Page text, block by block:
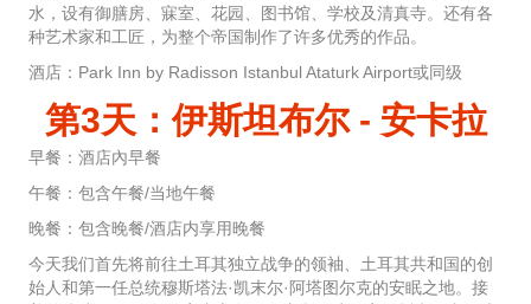
水，设有御膳房、寐室、花园、图书馆、学校及清真寺。还有各
种艺术家和工匠，为整个帝国制作了许多优秀的作品。
酒店：Park Inn by Radisson Istanbul Ataturk Airport或同级
第3天：伊斯坦布尔 - 安卡拉
早餐：酒店內早餐
午餐：包含午餐/当地午餐
晚餐：包含晚餐/酒店内享用晚餐
今天我们首先将前往土耳其独立战争的领袖、土耳其共和国的创
始人和第一任总统穆斯塔法·凯末尔·阿塔图尔克的安眠之地。接